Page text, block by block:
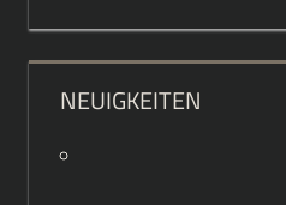
NEUIGKEITEN